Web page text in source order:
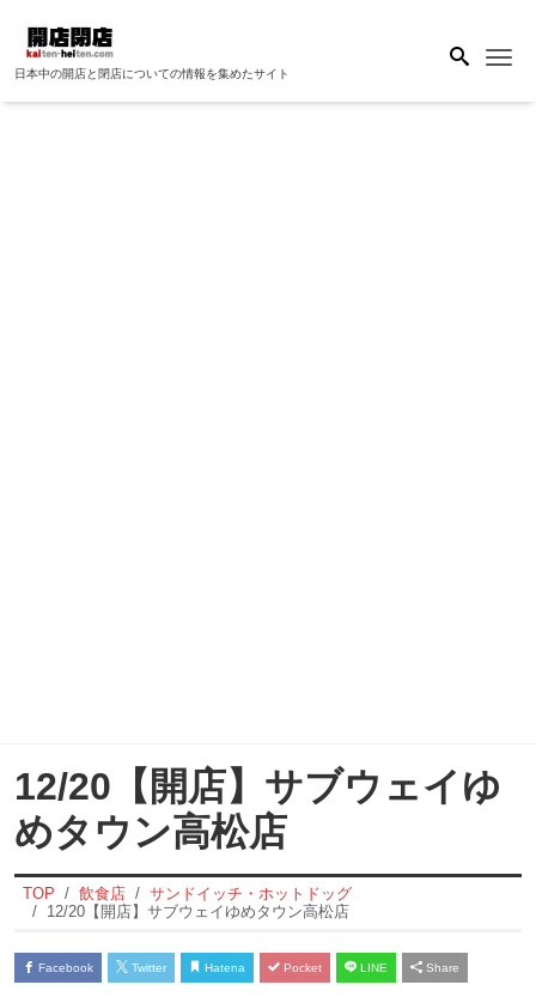
日本中の開店と閉店についての情報を集めたサイト
12/20【開店】サブウェイゆ
めタウン高松店
TOP 飲食店
サンドイッチ・ホットドッグ
12/20【開店】サブウェイゆめタウン高松店
Facebook Twitter Hatena Pocket LINE Share